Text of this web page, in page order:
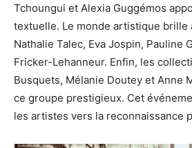
Tchoungui et Alexia Guggémos
textuelle. Le monde artistique brille
Nathalie Talec, Eva Jospin, Pauline
Fricker-Lehanneur. Enfin, les
Busquets, Mélanie Doutey et Anne
ce groupe prestigieux. Cet
les artistes vers la reconnaissance